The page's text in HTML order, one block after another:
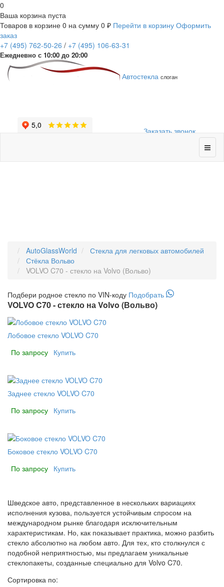
0
Ваша корзина пуста
Товаров в корзине 0 на сумму 0 ₽ Перейти в корзину Оформить
заказ
+7 (495) 762-50-26 / +7 (495) 106-63-31
Ежедневно с 10:00 до 20:00
Заказать звонок
Автостекла слоган
AutoGlassWorld
Стекла для легковых автомобилей
Стёкла Вольво
VOLVO C70 - стекло на Volvo (Вольво)
Подбери родное стекло по VIN-коду Подобрать
VOLVO C70 - стекло на Volvo (Вольво)
Лобовое стекло VOLVO C70
По запросу Купить
Заднее стекло VOLVO C70
По запросу Купить
Боковое стекло VOLVO C70
По запросу Купить
Шведское авто, представленное в нескольких вариациях
исполнения кузова, пользуется устойчивым спросом на
международном рынке благодаря исключительным
характеристикам. Но, как показывает практика, можно разбить
стекло абсолютно на любом авто. Для тех, кто столкнулся с
подобной неприятностью, мы предлагаем уникальные
стеклопакеты, созданные специально для Volvo C70.
Сортировка по: